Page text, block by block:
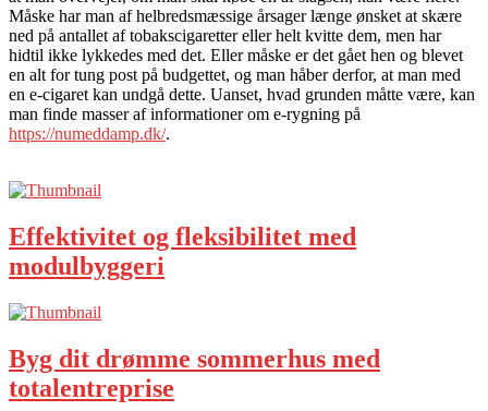
Måske har man af helbredsmæssige årsager længe ønsket at skære
ned på antallet af tobakscigaretter eller helt kvitte dem, men har
hidtil ikke lykkedes med det. Eller måske er det gået hen og blevet
en alt for tung post på budgettet, og man håber derfor, at man med
en e-cigaret kan undgå dette. Uanset, hvad grunden måtte være, kan
man finde masser af informationer om e-rygning på
https://numeddamp.dk/.
Effektivitet og fleksibilitet med
modulbyggeri
Byg dit drømme sommerhus med
totalentreprise